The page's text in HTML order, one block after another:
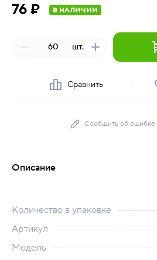
76 ₽ В НАЛИЧИИ
шт.
Сравнить
Сообщить об ошибке
Описание
Количество в упаковке
Артикул
Модель